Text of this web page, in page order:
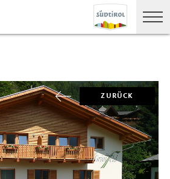
ZURÜCK